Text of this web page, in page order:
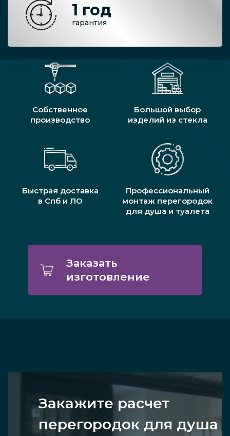
1 год
гарантия
Собственное
производство
Большой выбор
изделий из стекла
Быстрая доставка
в Спб и ЛО
Профессиональный
монтаж перегородок
для душа и туалета
Заказать
изготовление
Закажите расчет
перегородок для душа